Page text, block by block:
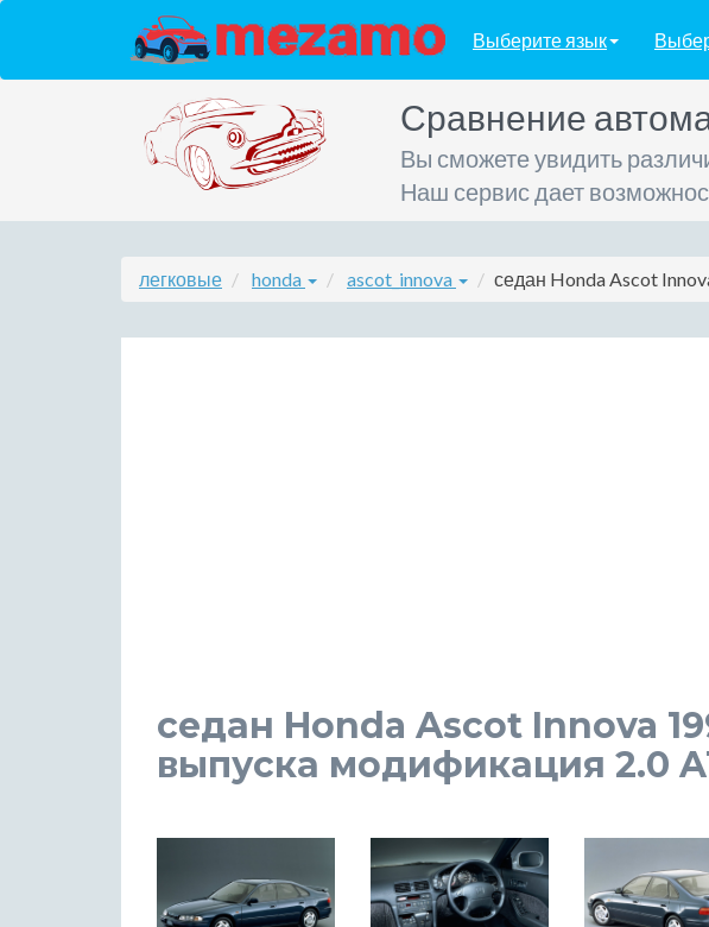
Выберите язык
Сравнение
Вы сможете увидить
Наш сервис дает
легковые honda ascot_innova седан Honda Ascot
седан Honda Ascot Innova
выпуска модификация 2.0